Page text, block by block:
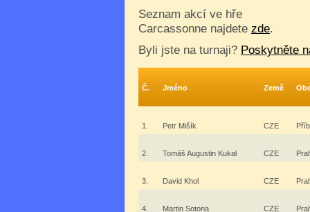
Seznam akcí ve hře
Carcassonne najdete zde.
Byli jste na turnaji? Poskytněte
Č. Jméno Země
1. Petr Mišík CZE
2. Tomáš Augustin Kukal CZE
3. David Khol CZE
4. Martin Sotona CZE